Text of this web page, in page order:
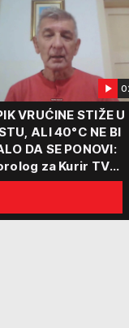
VRUĆINE STIŽE U
ALI 40°C NE BI
DA SE PONOVI:
za Kurir TV
šta nas čeka:
padavine su